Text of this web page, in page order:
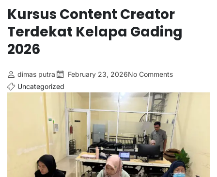
Kursus Content Creator
Terdekat Kelapa Gading
2026
dimas putra February 23, 2026No Comments
Uncategorized